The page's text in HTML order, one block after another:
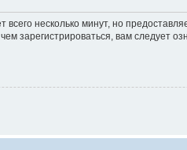
несколько минут, но
зарегистрироваться, вам следует